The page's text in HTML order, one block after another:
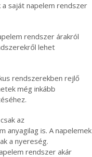
saját napelem rendszer
rendszer árakról
lehet
rendszerekben rejlő
még inkább
az
anyagilag is. A napelemek
a nyereség.
rendszer akár